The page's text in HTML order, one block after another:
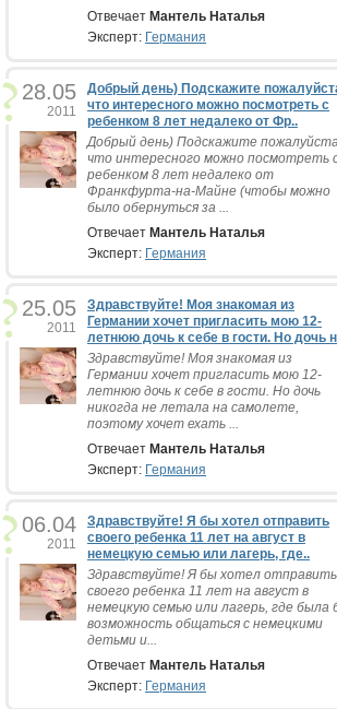
Отвечает Мантель Наталья
Эксперт: Германия
28.05
2011
Добрый день) Подскажите
что интересного можно посмотреть с
ребенком 8 лет недалеко от Фр..
Добрый день) Подскажите
что интересного можно посмотреть
ребенком 8 лет недалеко от
Франкфурта-на-Майне (чтобы можно
было обернуться за ...
Отвечает Мантель Наталья
Эксперт: Германия
25.05
2011
Здравствуйте! Моя знакомая из
Германии хочет пригласить мою 12-
летнюю дочь к себе в гости. Но дочь
Здравствуйте! Моя знакомая из
Германии хочет пригласить мою 12-
летнюю дочь к себе в гости. Но дочь
никогда не летала на самолете,
поэтому хочет ехать ...
Отвечает Мантель Наталья
Эксперт: Германия
06.04
2011
Здравствуйте! Я бы хотел отправить
своего ребенка 11 лет на август в
немецкую семью или лагерь, где..
Здравствуйте! Я бы хотел отправить
своего ребенка 11 лет на август в
немецкую семью или лагерь, где была
возможность общаться с немецкими
детьми и...
Отвечает Мантель Наталья
Эксперт: Германия